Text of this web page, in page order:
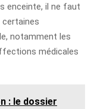
enceinte, il ne faut
certaines
notamment les
médicales
: le dossier